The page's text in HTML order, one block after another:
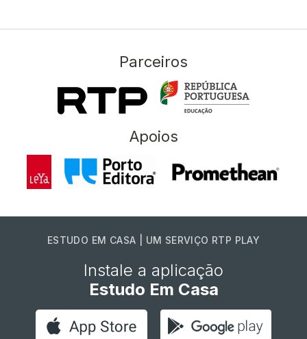
Parceiros
Apoios
ESTUDO EM CASA | UM SERVIÇO RTP PLAY
Instale a aplicação
Estudo Em Casa